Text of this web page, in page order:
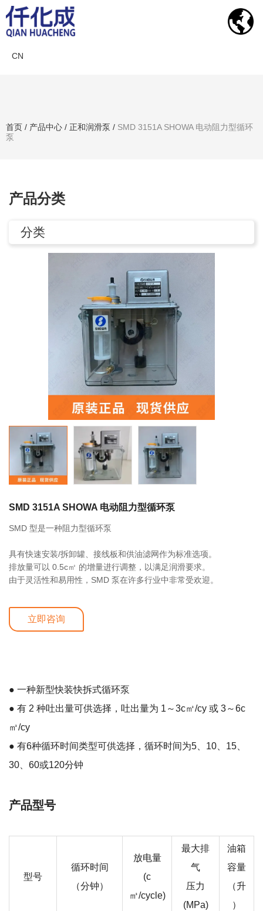
CN
首页 / 产品中心 / 正和润滑泵 / SMD 3151A SHOWA 电动阻力型循环
泵
产品分类
分类
0755-86192801
18207556558
q1508@126.COM
深圳市南山区前海路振业国际商务中心21楼2102
FS2-7 700ml 249063 LUBE润滑脂
FS2-4 400ml 249053 LUBE润滑脂
LHL-X100-7 700ml 249137 LUBE润滑
SMD 3151A SHOWA 电动阻力型循环泵
SMD 型是一种阻力型循环泵
具有快速安装/拆卸罐、接线板和供油滤网作为标准选项。
排放量可以 0.5c㎥ 的增量进行调整，以满足润滑要求。
由于灵活性和易用性，SMD 泵在许多行业中非常受欢迎。
立即咨询
● 一种新型快装快拆式循环泵
● 有 2 种吐出量可供选择，吐出量为 1～3c㎥/cy 或 3～6c
㎥/cy
● 有6种循环时间类型可供选择，循环时间为5、10、15、
30、60或120分钟
产品型号
型号
循环时间
（分钟）
放电量
(c
㎥/cycle)
最大排
气
压力
(MPa)
油箱
容量
（升
）